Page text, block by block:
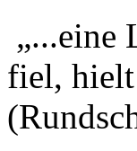
„...eine
fiel,